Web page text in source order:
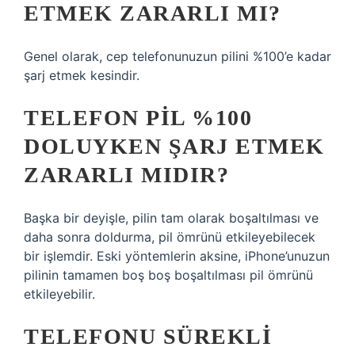
ETMEK ZARARLI MI?
Genel olarak, cep telefonunuzun pilini %100’e kadar
şarj etmek kesindir.
TELEFON PIL %100
DOLUYKEN ŞARJ ETMEK
ZARARLI MIDIR?
Başka bir deyişle, pilin tam olarak boşaltılması ve
daha sonra doldurma, pil ömrünü etkileyebilecek
bir işlemdir. Eski yöntemlerin aksine, iPhone’unuzun
pilinin tamamen boş boş boşaltılması pil ömrünü
etkileyebilir.
TELEFONU SÜREKLI